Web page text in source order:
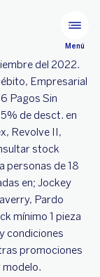
Menú
del 2022.
Empresarial
Pagos Sin
de desct. en
Revolve II,
stock
personas de 18
en; Jockey
Pardo
mínimo 1 pieza
condiciones
promociones
modelo.